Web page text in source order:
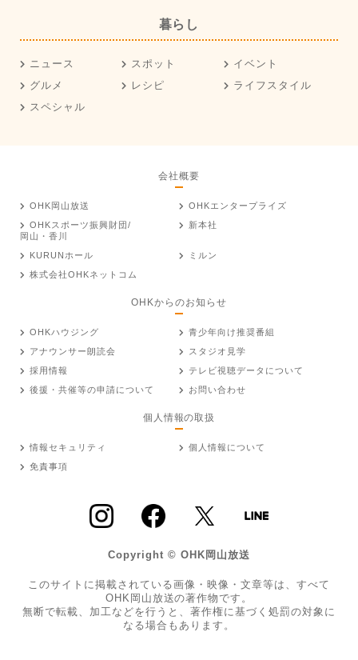
暮らし
ニュース スポット
イベント
グルメ
レシピ
ライフスタイル
スペシャル
会社概要
OHK岡山放送
OHKエンタープライズ
OHKスポーツ振興財団/
岡山・香川
新本社
KURUNホール
ミルン
株式会社OHKネットコム
OHKからのお知らせ
OHKハウジング
青少年向け推奨番組
アナウンサー朗読会
スタジオ見学
採用情報
テレビ視聴データについて
後援・共催等の申請について
お問い合わせ
個人情報の取扱
情報セキュリティ
個人情報について
免責事項
Copyright © OHK岡山放送
このサイトに掲載されている画像・映像・文章等は、すべて
OHK岡山放送の著作物です。
無断で転載、加工などを行うと、著作権に基づく処罰の対象に
なる場合もあります。